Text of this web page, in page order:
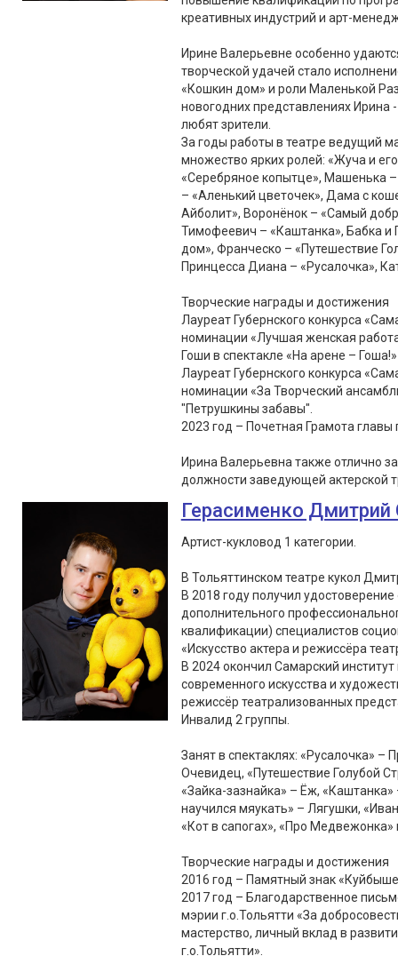
креативных индустрий и арт-
Ирине Валерьевне особенно
творческой удачей стало
«Кошкин дом» и роли Маленькой
новогодних представлениях Ирина
любят зрители.
За годы работы в театре ведущий
множество ярких ролей: «Жуча и
«Серебряное копытце», Машенька
– «Аленький цветочек», Дама с
Айболит», Воронёнок – «Самый
Тимофеевич – «Каштанка», Бабка и
дом», Франческо – «Путешествие
Принцесса Диана – «Русалочка»,
Творческие награды и достижения
Лауреат Губернского конкурса
номинации «Лучшая женская
Гоши в спектакле «На арене – Гоша!»
Лауреат Губернского конкурса
номинации «За Творческий
"Петрушкины забавы".
2023 год – Почетная Грамота главы
Ирина Валерьевна также отлично
должности заведующей актерской
Герасименко Дмитрий
Артист-кукловод 1 категории.
В Тольяттинском театре кукол
В 2018 году получил
дополнительного
квалификации) специалистов
«Искусство актера и режиссёра
В 2024 окончил Самарский
современного искусства и
режиссёр театрализованных
Инвалид 2 группы.
Занят в спектаклях: «Русалочка»
Очевидец, «Путешествие Голубой
«Зайка-зазнайка» – Ёж,
научился мяукать» – Лягушки,
«Кот в сапогах», «Про Медвежонка»
Творческие награды и достижения
2016 год – Памятный знак
2017 год – Благодарственное
мэрии г.о.Тольятти «За
мастерство, личный вклад в
г.о.Тольятти».